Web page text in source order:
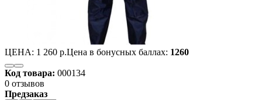
ЦЕНА: 1 260 р.Цена в бонусных баллах: 1260
Код товара: 000134
0 отзывов
Предзаказ